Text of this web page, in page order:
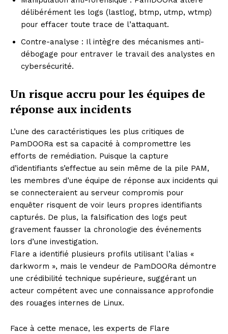
délibérément les logs (lastlog, btmp, utmp, wtmp)
pour effacer toute trace de l’attaquant.
Contre-analyse : Il intègre des mécanismes anti-
débogage pour entraver le travail des analystes en
cybersécurité.
Un risque accru pour les équipes de
réponse aux incidents
L’une des caractéristiques les plus critiques de
PamDOORa est sa capacité à compromettre les
efforts de remédiation. Puisque la capture
d’identifiants s’effectue au sein même de la pile PAM,
les membres d’une équipe de réponse aux incidents qui
se connecteraient au serveur compromis pour
enquêter risquent de voir leurs propres identifiants
capturés. De plus, la falsification des logs peut
gravement fausser la chronologie des événements
lors d’une investigation.
Flare a identifié plusieurs profils utilisant l’alias «
darkworm », mais le vendeur de PamDOORa démontre
une crédibilité technique supérieure, suggérant un
acteur compétent avec une connaissance approfondie
des rouages internes de Linux.
Face à cette menace, les experts de Flare